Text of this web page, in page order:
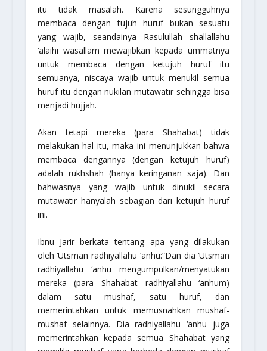
itu tidak masalah. Karena sesungguhnya
membaca dengan tujuh huruf bukan sesuatu
yang wajib, seandainya Rasulullah shallallahu
‘alaihi wasallam mewajibkan kepada ummatnya
untuk membaca dengan ketujuh huruf itu
semuanya, niscaya wajib untuk menukil semua
huruf itu dengan nukilan mutawatir sehingga bisa
menjadi hujjah.
Akan tetapi mereka (para Shahabat) tidak
melakukan hal itu, maka ini menunjukkan bahwa
membaca dengannya (dengan ketujuh huruf)
adalah rukhshah (hanya keringanan saja). Dan
bahwasnya yang wajib untuk dinukil secara
mutawatir hanyalah sebagian dari ketujuh huruf
ini.
Ibnu Jarir berkata tentang apa yang dilakukan
oleh ‘Utsmanradhiyallahu ‘anhu:“Dan dia ‘Utsman
radhiyallahu ‘anhu mengumpulkan/menyatukan
mereka (para Shahabat radhiyallahu ‘anhum)
dalam satu mushaf, satu huruf, dan
memerintahkan untuk memusnahkan mushaf-
mushaf selainnya. Diaradhiyallahu ‘anhu juga
memerintahkan kepada semua Shahabat yang